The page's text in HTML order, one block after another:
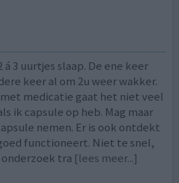
3 uurtjes slaap. De ene keer
keer al om 2u weer wakker.
medicatie gaat het niet veel
ik capsule op heb. Mag maar
nemen. Er is ook ontdekt
functioneert. Niet te snel,
tra [lees meer...]